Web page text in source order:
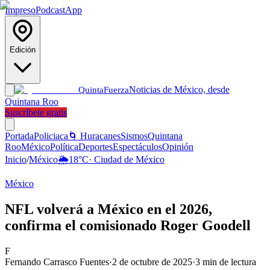
ImpresoPodcastApp
Edición
QuintaFuerzaNoticias de México, desde
Quintana Roo
Suscríbete gratis
PortadaPoliciaca 🌀 HuracanesSismosQuintana
RooMéxicoPolíticaDeportesEspectáculosOpinión
Inicio/México🌦️18°C· Ciudad de México
México
NFL volverá a México en el 2026,
confirma el comisionado Roger Goodell
F
Fernando Carrasco Fuentes·2 de octubre de 2025·3 min de lectura